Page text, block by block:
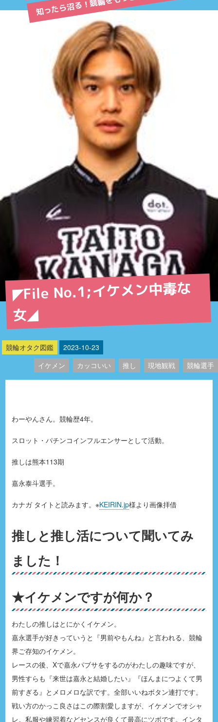
◤File No.1;イケメン中毒な
女◢
競輪オタク図鑑
2023-10-23
イケメン
カッコいい 推し 現地観戦 競輪選手
わーやんさん。競輪歴4年。
スロット・パチンコインフルエンサーとして活動。
推しは熊本113期
嘉永泰斗選手。
カナガ タイトと読みます。※KEIRIN.jp様より画像拝借
推しと推し活について聞いてみ
ました！
★イケメンですが何か？
わたしの推しはとにかくイケメン。
嘉永選手が好きっていうと『男前やもんね』と言われる、競輪
界ご存知のイケメン。
レースの後、Xで嘉永パブサをするのがわたしの趣味ですが、
男性すらも『来世は嘉永と結婚したい』『ほんまにつよくて男
前すぎる』とメロメロな訳です。全部いいねボタン連打です。
戦い方のかっこ良さはこの際割愛しますが、イケメンでオシャ
レ。私服や練習着などセンスが良くて最高にツボです。インタ